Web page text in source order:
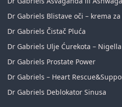
Dr Gabriels Blistave oči – krema
Dr Gabriels Čistač Pluća
Dr Gabriels Ulje Ćurekota –
Dr Gabriels Prostate Power
Dr Gabriels – Heart
Dr Gabriels Deblokator Sinusa